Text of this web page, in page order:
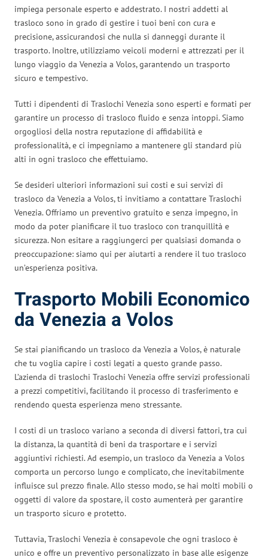
impiega personale esperto e addestrato. I nostri addetti al
trasloco sono in grado di gestire i tuoi beni con cura e
precisione, assicurandosi che nulla si danneggi durante il
trasporto. Inoltre, utilizziamo veicoli moderni e attrezzati per il
lungo viaggio da Venezia a Volos, garantendo un trasporto
sicuro e tempestivo.
Tutti i dipendenti di Traslochi Venezia sono esperti e formati per
garantire un processo di trasloco fluido e senza intoppi. Siamo
orgogliosi della nostra reputazione di affidabilità e
professionalità, e ci impegniamo a mantenere gli standard più
alti in ogni trasloco che effettuiamo.
Se desideri ulteriori informazioni sui costi e sui servizi di
trasloco da Venezia a Volos, ti invitiamo a contattare Traslochi
Venezia. Offriamo un preventivo gratuito e senza impegno, in
modo da poter pianificare il tuo trasloco con tranquillità e
sicurezza. Non esitare a raggiungerci per qualsiasi domanda o
preoccupazione: siamo qui per aiutarti a rendere il tuo trasloco
un’esperienza positiva.
Trasporto Mobili Economico
da Venezia a Volos
Se stai pianificando un trasloco da Venezia a Volos, è naturale
che tu voglia capire i costi legati a questo grande passo.
L’azienda di traslochi Traslochi Venezia offre servizi professionali
a prezzi competitivi, facilitando il processo di trasferimento e
rendendo questa esperienza meno stressante.
I costi di un trasloco variano a seconda di diversi fattori, tra cui
la distanza, la quantità di beni da trasportare e i servizi
aggiuntivi richiesti. Ad esempio, un trasloco da Venezia a Volos
comporta un percorso lungo e complicato, che inevitabilmente
influisce sul prezzo finale. Allo stesso modo, se hai molti mobili o
oggetti di valore da spostare, il costo aumenterà per garantire
un trasporto sicuro e protetto.
Tuttavia, Traslochi Venezia è consapevole che ogni trasloco è
unico e offre un preventivo personalizzato in base alle esigenze